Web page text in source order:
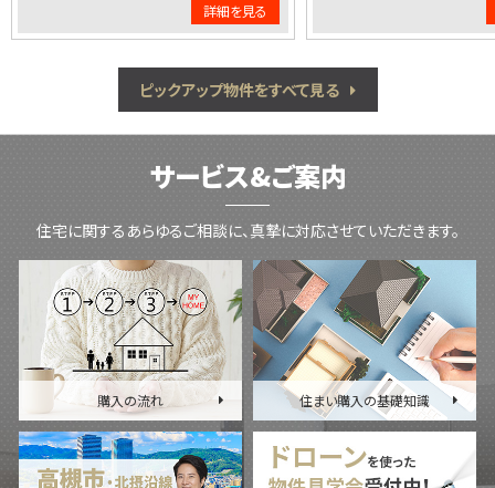
吹田市青葉丘北 青葉丘マンション 1978万円が内覧可能になり
高槻市土室町 城第一マンション 578万円が内覧可能になりまし
豊中市西緑丘３丁目 豊中緑ヶ丘サンハイツＤ棟 1180万円が内
2026-08-05
円が内覧可能になりました。
2026-08-04
茨木市東太田１丁目 ローレルハイツ茨木総持寺２号棟 1688万
円が内覧可能になりました。
2026-08-04
茨木市城の前町 茨木ＩＣＯ ＣＩＴＹ Ｗｅｓｔ Ｃｏｕｒｔ 4980
万円が内覧可能になりました。
詳細を見る
ピックアップ物件をすべて見る
サービス&ご案内
住宅に関するあらゆるご相談に、真摯に対応させていただきます。
購入の流れ 住まい購入の基礎知識